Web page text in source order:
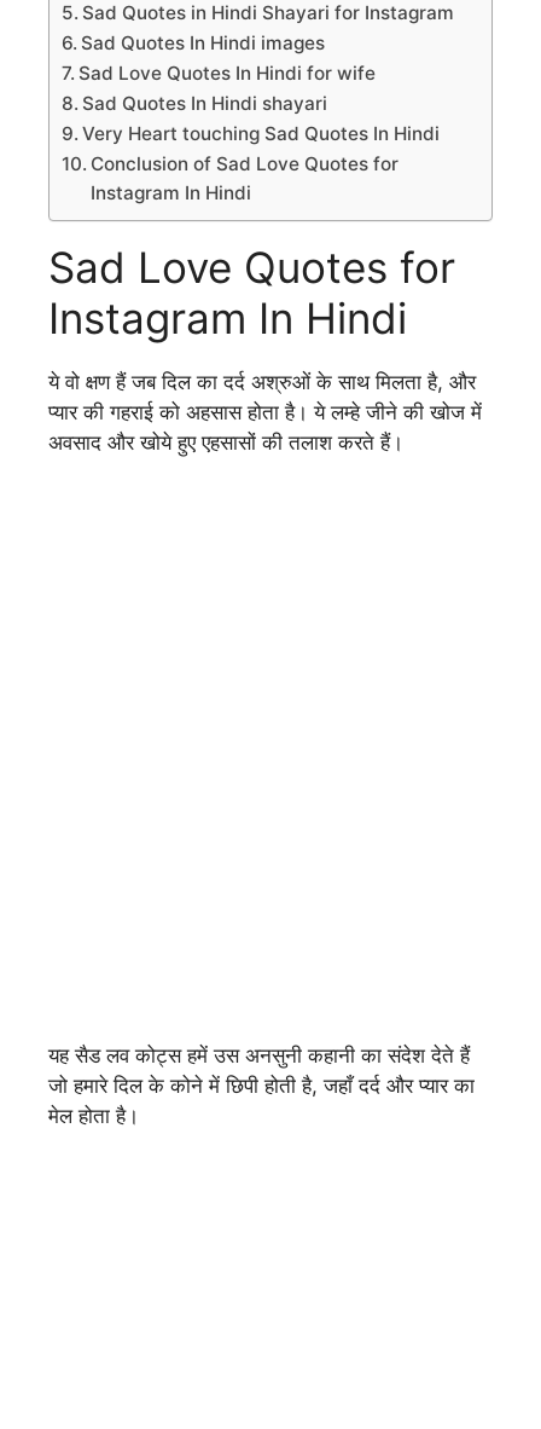
Sad Quotes in Hindi Shayari for Instagram
Sad Quotes In Hindi images
Sad Love Quotes In Hindi for wife
Sad Quotes In Hindi shayari
Very Heart touching Sad Quotes In Hindi
Conclusion of Sad Love Quotes for
Instagram In Hindi
Sad Love Quotes for
Instagram In Hindi
ये वो क्षण हैं जब दिल का दर्द अश्रुओं के साथ मिलता है, और
प्यार की गहराई को अहसास होता है। ये लम्हे जीने की खोज में
अवसाद और खोये हुए एहसासों की तलाश करते हैं।
यह सैड लव कोट्स हमें उस अनसुनी कहानी का संदेश देते हैं
जो हमारे दिल के कोने में छिपी होती है, जहाँ दर्द और प्यार का
मेल होता है।